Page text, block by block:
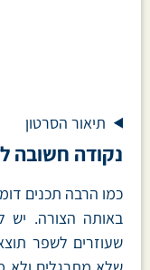
תיאור הסרטון
נקודה חשובה
כמו הרבה תכנים
שעוזרים לשפר